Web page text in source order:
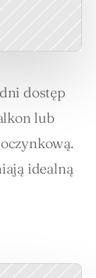
dostęp
lub
idealną